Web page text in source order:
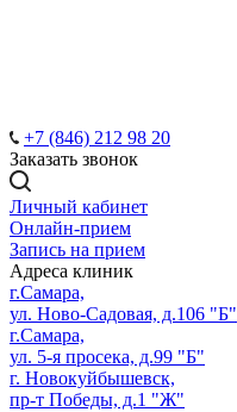
+7 (846) 212 98 20
Заказать звонок
Личный кабинет
Онлайн-прием
Запись на прием
Адреса клиник
г.Самара,
ул. Ново-Садовая, д.106 "Б"
г.Самара,
ул. 5-я просека, д.99 "Б"
г. Новокуйбышевск,
пр-т Победы, д.1 "Ж"